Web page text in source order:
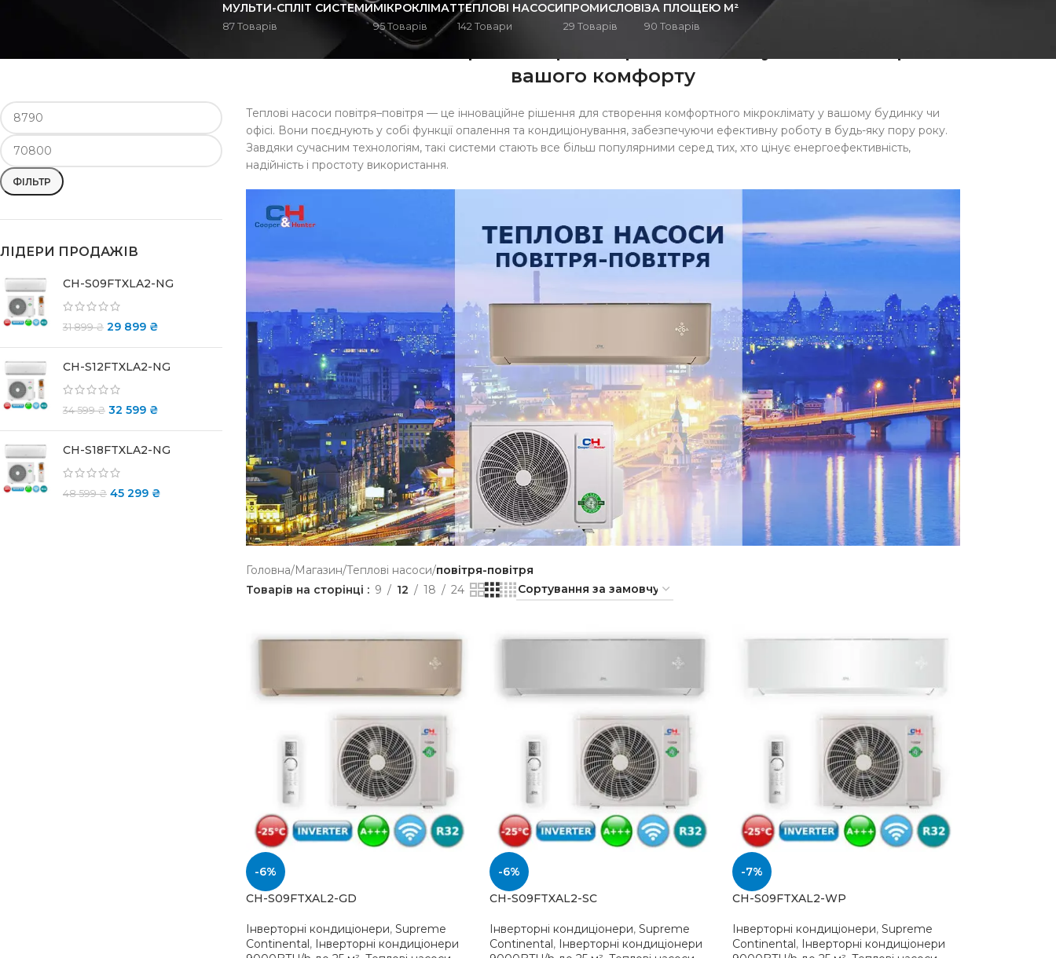
МУЛЬТИ-СПЛІТ СИСТЕМИ
87 Товарів
МІКРОКЛІМАТ
95 Товарів
ТЕПЛОВІ НАСОСИ
142 Товари
ПРОМИСЛОВІ
29 Товарів
ЗА ПЛОЩЕЮ М²
90 Товарів
ФІЛЬТРУВАТИ ЗА ЦІНОЮ
ФІЛЬТР
ЛІДЕРИ ПРОДАЖІВ
CH-S09FTXLA2-NG
31 899₴ 29 899 ₴
CH-S12FTXLA2-NG
34 599₴ 32 599 ₴
CH-S18FTXLA2-NG
48 599₴ 45 299 ₴
Теплові насоси повітря–повітря Cooper&Hunter: сучасний вибір для
вашого комфорту
Теплові насоси повітря–повітря — це інноваційне рішення для створення комфортного мікроклімату у вашому будинку чи
офісі. Вони поєднують у собі функції опалення та кондиціонування, забезпечуючи ефективну роботу в будь-яку пору року.
Завдяки сучасним технологіям, такі системи стають все більш популярними серед тих, хто цінує енергоефективність,
надійність і простоту використання.
Головна/Магазин/Теплові насоси/повітря-повітря
Товарів на сторінці
9 12 18 24
-6%
CH-S09FTXAL2-GD
Інверторні кондиціонери, Supreme
Continental, Інверторні кондиціонери
-6%
CH-S09FTXAL2-SC
Інверторні кондиціонери, Supreme
Continental, Інверторні кондиціонери
-7%
CH-S09FTXAL2-WP
Інверторні кондиціонери, Supreme
Continental, Інверторні кондиціонери